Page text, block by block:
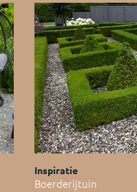
Inspiratie
Boerderijtuin